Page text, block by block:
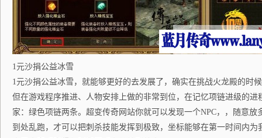
1元沙捐公益冰雪
1元沙捐公益冰雪，就能够更好的去发展了，确实在挑战火龙殿的时
但在游戏程序推进、人物安排上做的非常到位，在记忆项链进级的进
家：绿色项链两条。超变传奇网站你就可以发现一个NPC，，随意
到处乱跑，才可以把刺杀技能发挥到极致，坐标能够在第一时间内